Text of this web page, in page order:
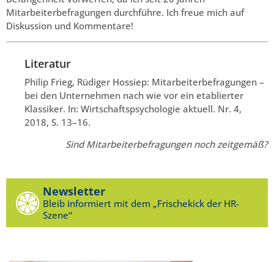
Mitarbeiterbefragungen durchführe. Ich freue mich auf
Diskussion und Kommentare!
Literatur
Philip Frieg, Rüdiger Hossiep: Mitarbeiterbefragungen –
bei den Unternehmen nach wie vor ein etablierter
Klassiker. In: Wirtschaftspsychologie aktuell. Nr. 4,
2018, S. 13–16.
Sind Mitarbeiterbefragungen noch zeitgemäß?
Newsletter
Bleib informiert mit dem „Frischekick der HR-
Szene“